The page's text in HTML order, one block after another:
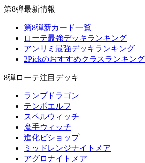
第8弾最新情報
第8弾新カード一覧
ローテ最強デッキランキング
アンリミ最強デッキランキング
2Pickのおすすめクラスランキング
8弾ローテ注目デッキ
ランプドラゴン
テンポエルフ
スペルウィッチ
魔手ウィッチ
進化ビショップ
ミッドレンジナイトメア
アグロナイトメア